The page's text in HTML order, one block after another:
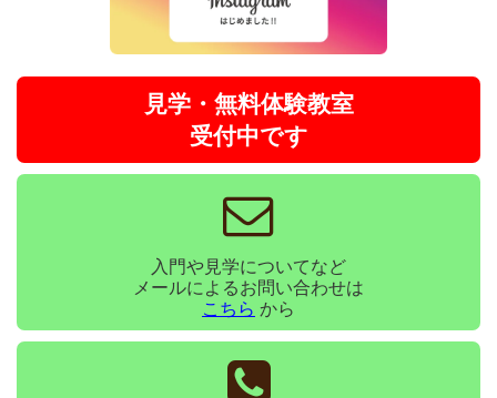
見学・無料体験教室
受付中です
入門や見学についてなど
メールによるお問い合わせは
こちら から